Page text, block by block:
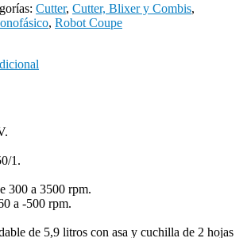
Cutter, Cutter, Blixer y Combis,
, Robot Coupe
1.
300 a 3500 rpm.
a -500 rpm.
de 5,9 litros con asa y cuchilla de 2 hojas